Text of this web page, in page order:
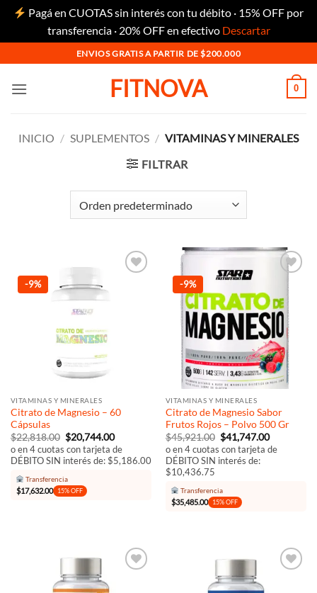
Pagá en CUOTAS sin interés con tu débito · 15% OFF por
transferencia · 20% OFF en efectivo Descartar
al
contenido
ENVIOS GRATIS A PARTIR DE $200.000
FITNOVA 0
INICIO / SUPLEMENTOS / VITAMINAS Y MINERALES
FILTRAR
-9%
VITAMINAS Y MINERALES
Citrato de Magnesio – 60
Cápsulas
$22,818.00 El
precio
original
era:
$20,744.00El
precio
actual
es:
o en 4 cuotas con tarjeta de
DÉBITO SIN interés de: $5,186.00
Transferencia
$17,632.00 15% OFF
-9%
a la
lista de
deseos
VITAMINAS Y MINERALES
Citrato de Magnesio Sabor
Frutos Rojos – Polvo 500 Gr
$45,921.00 El
precio
original
era:
$41,747.00El
precio
actual
o en 4 cuotas con tarjeta de
DÉBITO SIN interés de:
$10,436.75
Transferencia
$35,485.00 15% OFF